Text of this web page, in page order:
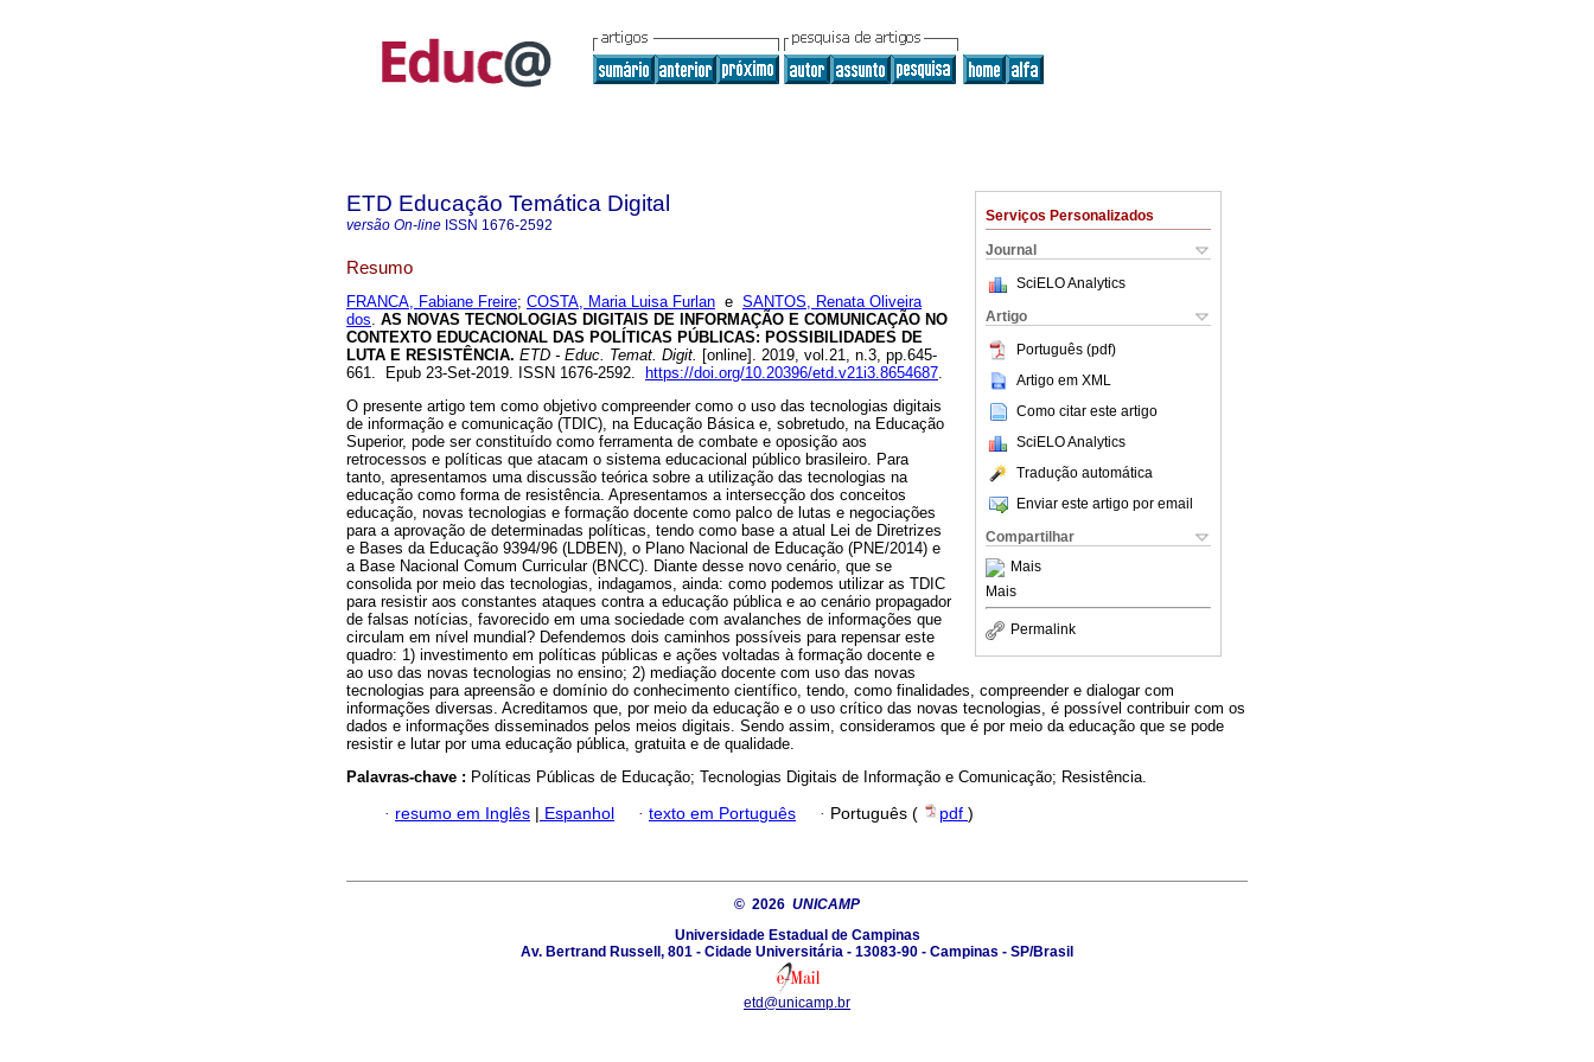
Serviços Personalizados
Journal
SciELO Analytics
Artigo
Português (pdf)
Artigo em XML
Como citar este artigo
SciELO Analytics
Tradução automática
Enviar este artigo por email
Compartilhar
Mais
Mais
Permalink
ETD Educação Temática Digital
versão On-line ISSN 1676-2592
Resumo
FRANCA, Fabiane Freire; COSTA, Maria Luisa Furlan e SANTOS, Renata Oliveira
dos. AS NOVAS TECNOLOGIAS DIGITAIS DE INFORMAÇÃO E COMUNICAÇÃO NO
CONTEXTO EDUCACIONAL DAS POLÍTICAS PÚBLICAS: POSSIBILIDADES DE
LUTA E RESISTÊNCIA. ETD - Educ. Temat. Digit. [online]. 2019, vol.21, n.3, pp.645-
661. Epub 23-Set-2019. ISSN 1676-2592.
https://doi.org/10.20396/etd.v21i3.8654687.
O presente artigo tem como objetivo compreender como o uso das tecnologias digitais
de informação e comunicação (TDIC), na Educação Básica e, sobretudo, na Educação
Superior, pode ser constituído como ferramenta de combate e oposição aos
retrocessos e políticas que atacam o sistema educacional público brasileiro. Para
tanto, apresentamos uma discussão teórica sobre a utilização das tecnologias na
educação como forma de resistência. Apresentamos a intersecção dos conceitos
educação, novas tecnologias e formação docente como palco de lutas e negociações
para a aprovação de determinadas políticas, tendo como base a atual Lei de Diretrizes
e Bases da Educação 9394/96 (LDBEN), o Plano Nacional de Educação (PNE/2014) e
a Base Nacional Comum Curricular (BNCC). Diante desse novo cenário, que se
consolida por meio das tecnologias, indagamos, ainda: como podemos utilizar as TDIC
para resistir aos constantes ataques contra a educação pública e ao cenário propagador
de falsas notícias, favorecido em uma sociedade com avalanches de informações que
circulam em nível mundial? Defendemos dois caminhos possíveis para repensar este
quadro: 1) investimento em políticas públicas e ações voltadas à formação docente e
ao uso das novas tecnologias no ensino; 2) mediação docente com uso das novas
tecnologias para apreensão e domínio do conhecimento científico, tendo, como finalidades, compreender e dialogar com
informações diversas. Acreditamos que, por meio da educação e o uso crítico das novas tecnologias, é possível contribuir com os
dados e informações disseminados pelos meios digitais. Sendo assim, consideramos que é por meio da educação que se pode
resistir e lutar por uma educação pública, gratuita e de qualidade.
Palavras-chave : Políticas Públicas de Educação; Tecnologias Digitais de Informação e Comunicação; Resistência.
· resumo em Inglês | Espanhol · texto em Português · Português ( pdf )
© 2026 UNICAMP
Universidade Estadual de Campinas
Av. Bertrand Russell, 801 - Cidade Universitária - 13083-90 - Campinas - SP/Brasil
etd@unicamp.br